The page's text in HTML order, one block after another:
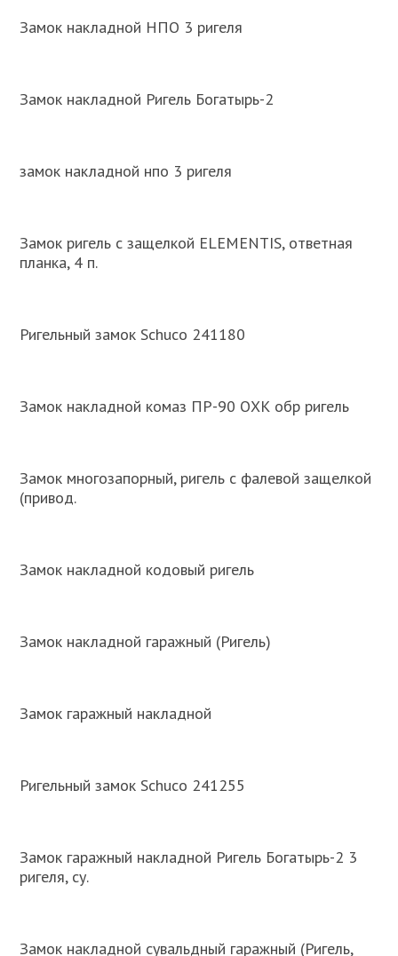
Замок накладной НПО 3 ригеля
Замок накладной Ригель Богатырь-2
замок накладной нпо 3 ригеля
Замок ригель с защелкой ELEMENTIS, ответная
планка, 4 п.
Ригельный замок Schuco 241180
Замок накладной комаз ПР-90 ОХК обр ригель
Замок многозапорный, ригель с фалевой защелкой
(привод.
Замок накладной кодовый ригель
Замок накладной гаражный (Ригель)
Замок гаражный накладной
Ригельный замок Schuco 241255
Замок гаражный накладной Ригель Богатырь-2 3
ригеля, су.
Замок накладной сувальдный гаражный (Ригель,